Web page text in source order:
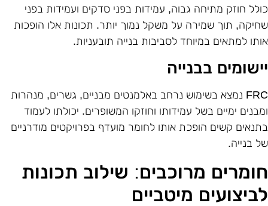
חוזק מתיחה גבוה, עמידות בפני סדקים ועמידות בפני
תוך שמירה על משקל נמוך יותר. תכונות אלו הופכות
למתאים במיוחד לסביבות בנייה תובעניות.
בבנייה
נמצא בשימוש נרחב באלמנטים מבניים, גשרים, מנהרות
ימיים בשל עמידותו וחוזקו המשופרים. יכולתו לעמוד
קשים הופכת אותו לחומר מועדף בפרויקטים מודרניים
בנייה.
מרוכבים: שילוב תכונות
מיטביים